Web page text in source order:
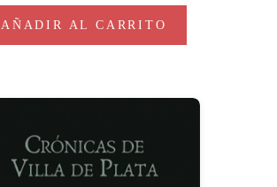
AÑADIR AL CARRITO